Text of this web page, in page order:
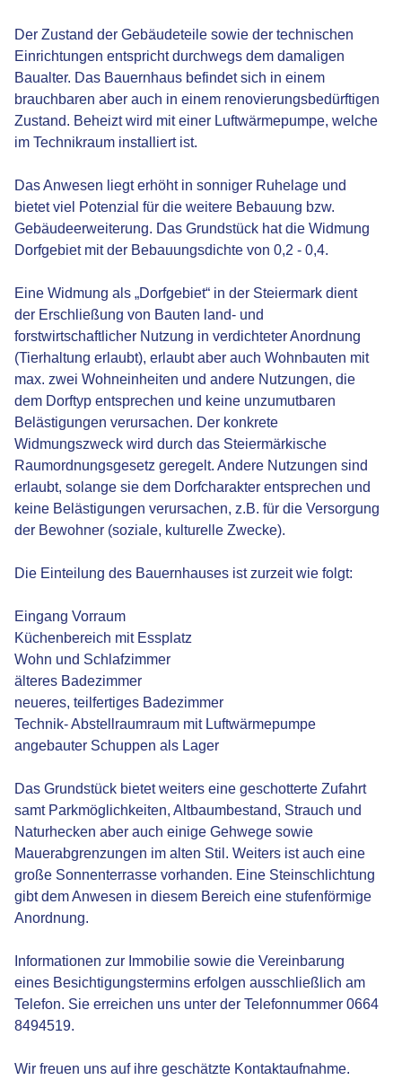
Der Zustand der Gebäudeteile sowie der technischen
Einrichtungen entspricht durchwegs dem damaligen
Baualter. Das Bauernhaus befindet sich in einem
brauchbaren aber auch in einem renovierungsbedürftigen
Zustand. Beheizt wird mit einer Luftwärmepumpe, welche
im Technikraum installiert ist.
Das Anwesen liegt erhöht in sonniger Ruhelage und
bietet viel Potenzial für die weitere Bebauung bzw.
Gebäudeerweiterung. Das Grundstück hat die Widmung
Dorfgebiet mit der Bebauungsdichte von 0,2 - 0,4.
Eine Widmung als „Dorfgebiet“ in der Steiermark dient
der Erschließung von Bauten land- und
forstwirtschaftlicher Nutzung in verdichteter Anordnung
(Tierhaltung erlaubt), erlaubt aber auch Wohnbauten mit
max. zwei Wohneinheiten und andere Nutzungen, die
dem Dorftyp entsprechen und keine unzumutbaren
Belästigungen verursachen. Der konkrete
Widmungszweck wird durch das Steiermärkische
Raumordnungsgesetz geregelt. Andere Nutzungen sind
erlaubt, solange sie dem Dorfcharakter entsprechen und
keine Belästigungen verursachen, z.B. für die Versorgung
der Bewohner (soziale, kulturelle Zwecke).
Die Einteilung des Bauernhauses ist zurzeit wie folgt:
Eingang Vorraum
Küchenbereich mit Essplatz
Wohn und Schlafzimmer
älteres Badezimmer
neueres, teilfertiges Badezimmer
Technik- Abstellraumraum mit Luftwärmepumpe
angebauter Schuppen als Lager
Das Grundstück bietet weiters eine geschotterte Zufahrt
samt Parkmöglichkeiten, Altbaumbestand, Strauch und
Naturhecken aber auch einige Gehwege sowie
Mauerabgrenzungen im alten Stil. Weiters ist auch eine
große Sonnenterrasse vorhanden. Eine Steinschlichtung
gibt dem Anwesen in diesem Bereich eine stufenförmige
Anordnung.
Informationen zur Immobilie sowie die Vereinbarung
eines Besichtigungstermins erfolgen ausschließlich am
Telefon. Sie erreichen uns unter der Telefonnummer 0664
8494519.
Wir freuen uns auf ihre geschätzte Kontaktaufnahme.